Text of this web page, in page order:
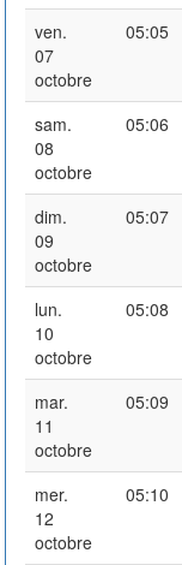
ven.
07
octobre
05:05
sam.
08
octobre
05:06
dim.
09
octobre
05:07
lun.
10
octobre
05:08
mar.
11
octobre
05:09
mer.
12
octobre
05:10